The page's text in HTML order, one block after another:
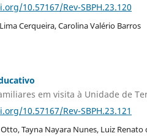
10.57167/Rev-SBPH.23.120
Cerqueira, Carolina Valério Barros
em visita à Unidade de
10.57167/Rev-SBPH.23.121
Tayna Nayara Nunes, Luiz Renato